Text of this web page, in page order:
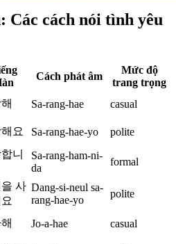
Các cách nói tình yêu
Cách phát âm
Mức độ
trang trọng
Sa-rang-hae
casual
요 Sa-rang-hae-yo
polite
니
Sa-rang-ham-ni-
da
formal
사 Dang-si-neul sa-
rang-hae-yo
polite
Jo-a-hae
casual